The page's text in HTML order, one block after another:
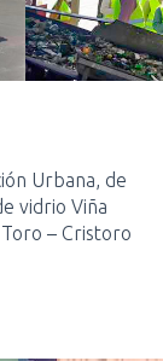
Urbana, de
vidrio Viña
– Cristoro